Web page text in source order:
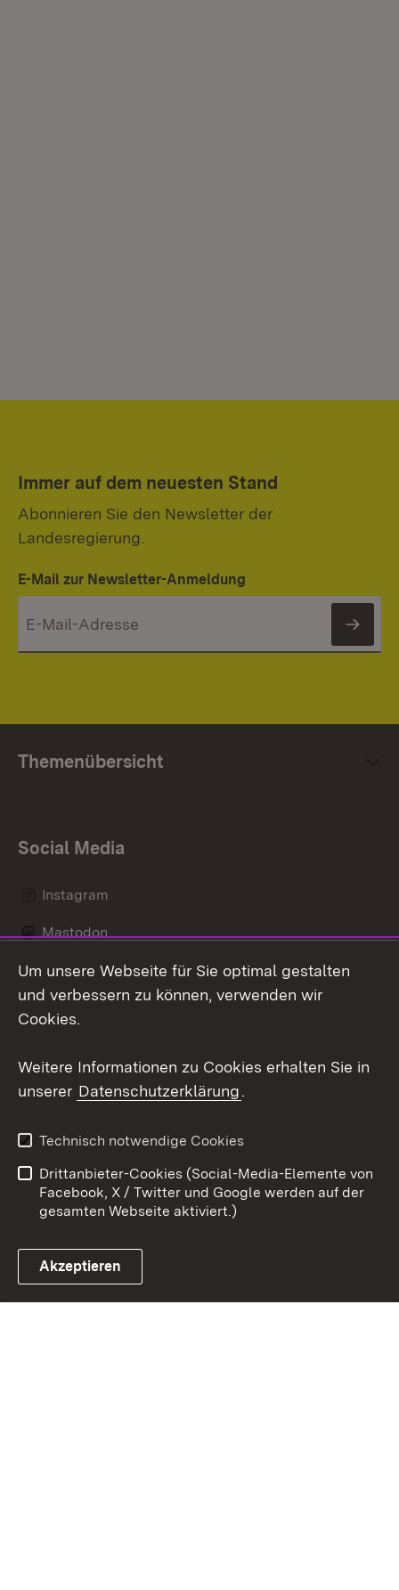
Immer auf dem neuesten Stand
Abonnieren Sie den Newsletter der
Landesregierung.
E-Mail zur Newsletter-Anmeldung
Themenübersicht
Social Media
Instagram
Mastodon
Messenger
Link zum Landesportal
Kontakt
Impressum
Cookies
Um unsere Webseite für Sie optimal gestalten
und verbessern zu können, verwenden wir
Cookies.
Weitere Informationen zu Cookies erhalten Sie in
unserer Datenschutzerklärung.
Technisch notwendige Cookies
Drittanbieter-Cookies (Social-Media-Elemente von
Facebook, X / Twitter und Google werden auf der
gesamten Webseite aktiviert.)
Akzeptieren